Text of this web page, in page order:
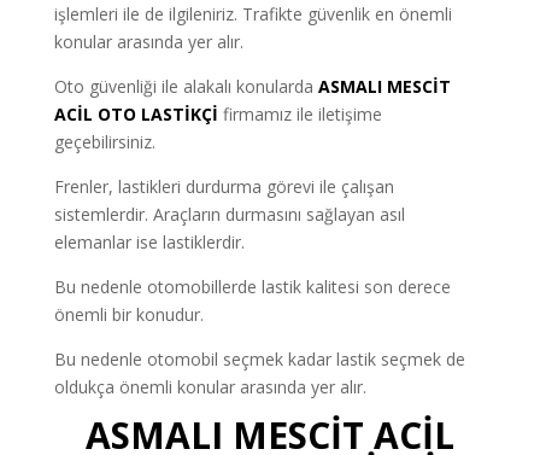
işlemleri ile de ilgileniriz. Trafikte güvenlik en önemli
konular arasında yer alır.
Oto güvenliği ile alakalı konularda ASMALI MESCİT
ACİL OTO LASTİKÇİ firmamız ile iletişime
geçebilirsiniz.
Frenler, lastikleri durdurma görevi ile çalışan
sistemlerdir. Araçların durmasını sağlayan asıl
elemanlar ise lastiklerdir.
Bu nedenle otomobillerde lastik kalitesi son derece
önemli bir konudur.
Bu nedenle otomobil seçmek kadar lastik seçmek de
oldukça önemli konular arasında yer alır.
ASMALI MESCİT ACİL